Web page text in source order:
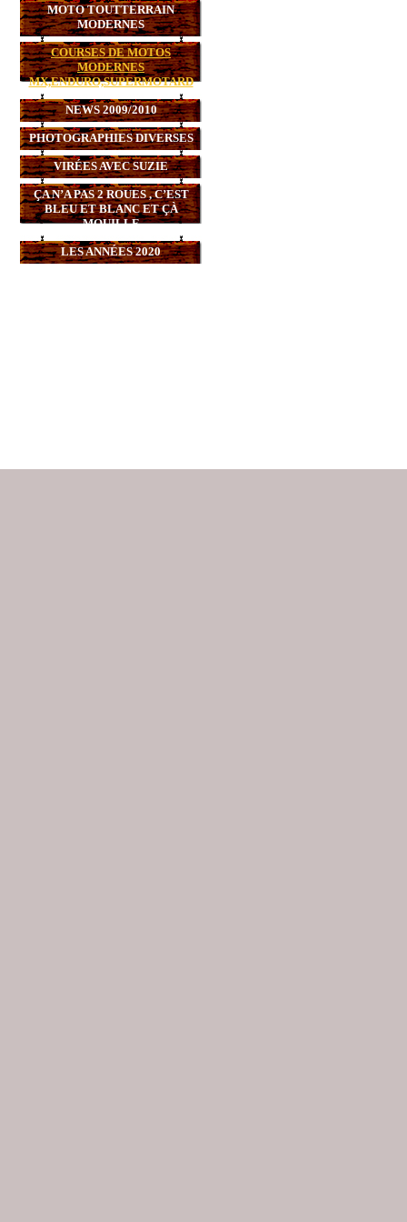
MOTO TOUTTERRAIN
MODERNES
COURSES DE MOTOS
MODERNES
MX,ENDURO,SUPERMOTARD
NEWS 2009/2010
PHOTOGRAPHIES DIVERSES
VIRÉES AVEC SUZIE
ÇA N’A PAS 2 ROUES , C’EST
BLEU ET BLANC ET ÇÀ
MOUILLE
LES ANNÉES 2020